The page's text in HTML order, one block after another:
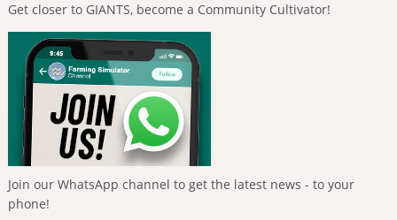
Get closer to GIANTS, become a Community Cultivator!
Join our WhatsApp channel to get the latest news - to your
phone!